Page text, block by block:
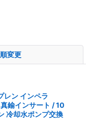
変更
レン インペラ
鍮インサート / 10
冷却水ポンプ交換